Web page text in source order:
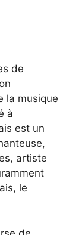
de
la musique
à
est un
artiste
le